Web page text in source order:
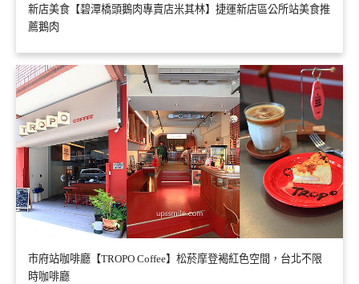
新店美食【碧潭橋頭鵝肉專賣店米其林】捷運新店區公所站美食推
薦鵝肉
市府站咖啡廳【TROPO Coffee】松菸摩登褐紅色空間，台北不限
時咖啡廳